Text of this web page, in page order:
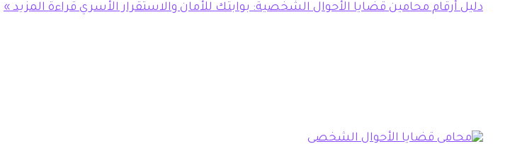
دليل أرقام محامين قضايا الأحوال الشخصية: بوابتك للأمان والاستقرار الأسريقراءة المزيد »